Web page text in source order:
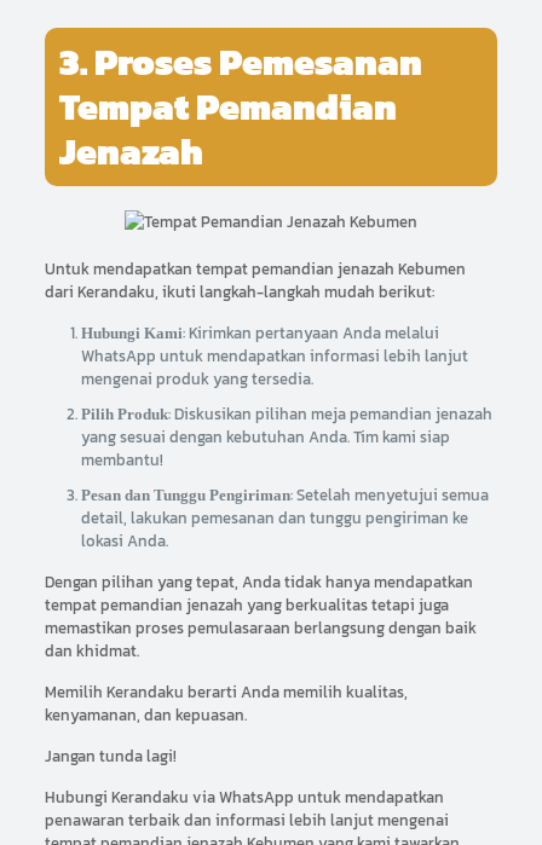
3. Proses Pemesanan
Tempat Pemandian
Jenazah
Untuk mendapatkan tempat pemandian jenazah Kebumen
dari Kerandaku, ikuti langkah-langkah mudah berikut:
Hubungi Kami: Kirimkan pertanyaan Anda melalui
WhatsApp untuk mendapatkan informasi lebih lanjut
mengenai produk yang tersedia.
Pilih Produk: Diskusikan pilihan meja pemandian jenazah
yang sesuai dengan kebutuhan Anda. Tim kami siap
membantu!
Pesan dan Tunggu Pengiriman: Setelah menyetujui semua
detail, lakukan pemesanan dan tunggu pengiriman ke
lokasi Anda.
Dengan pilihan yang tepat, Anda tidak hanya mendapatkan
tempat pemandian jenazah yang berkualitas tetapi juga
memastikan proses pemulasaraan berlangsung dengan baik
dan khidmat.
Memilih Kerandaku berarti Anda memilih kualitas,
kenyamanan, dan kepuasan.
Jangan tunda lagi!
Hubungi Kerandaku via WhatsApp untuk mendapatkan
penawaran terbaik dan informasi lebih lanjut mengenai